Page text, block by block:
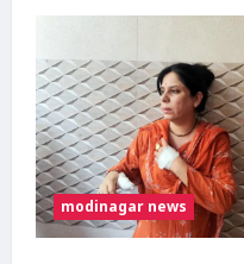
मोदीनगर
साल
पुरानी
श्मशान
भूमि
पर
अवैध
कब्जे
का
आरोप,
भाकियू
(तेवतिया)
modinagar news